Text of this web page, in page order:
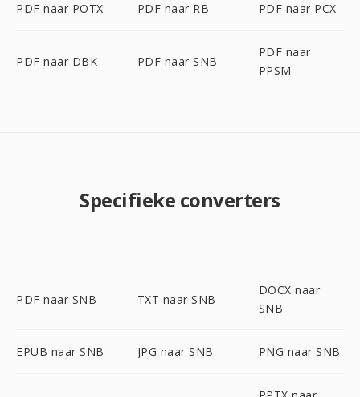
PDF naar POTX PDF naar RB PDF naar PCX
PDF naar DBK PDF naar SNB
PDF naar
PPSM
Specifieke converters
PDF naar SNB TXT naar SNB
DOCX naar
SNB
EPUB naar SNB JPG naar SNB PNG naar SNB